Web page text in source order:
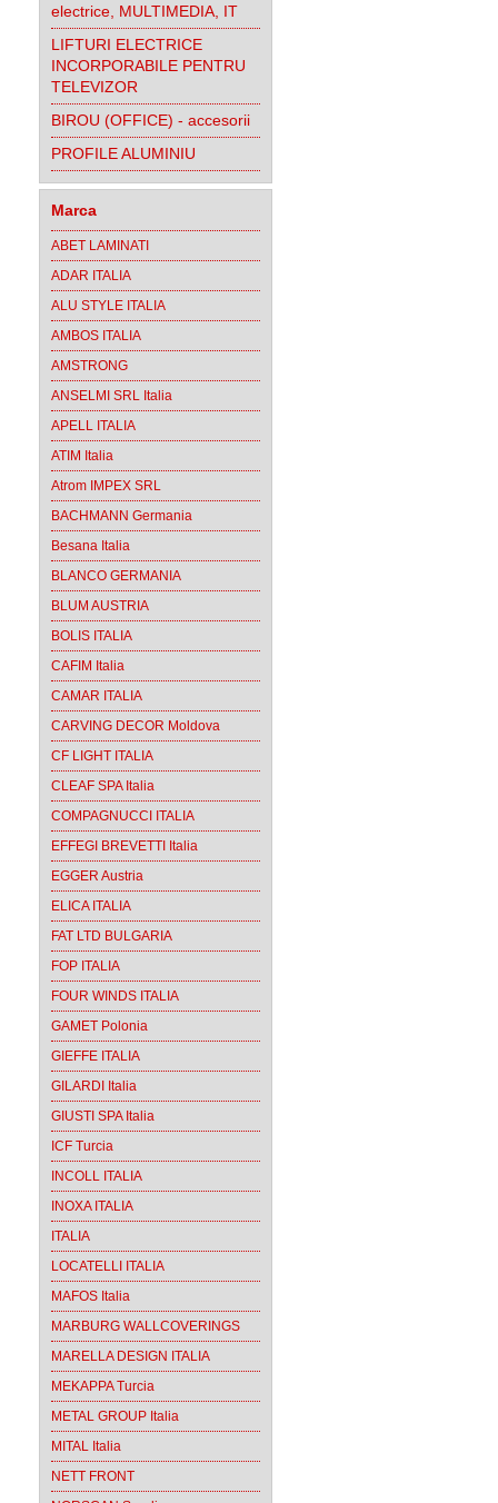
electrice, MULTIMEDIA, IT
LIFTURI ELECTRICE
INCORPORABILE PENTRU
TELEVIZOR
BIROU (OFFICE) - accesorii
PROFILE ALUMINIU
Marca
ABET LAMINATI
ADAR ITALIA
ALU STYLE ITALIA
AMBOS ITALIA
AMSTRONG
ANSELMI SRL Italia
APELL ITALIA
ATIM Italia
Atrom IMPEX SRL
BACHMANN Germania
Besana Italia
BLANCO GERMANIA
BLUM AUSTRIA
BOLIS ITALIA
CAFIM Italia
CAMAR ITALIA
CARVING DECOR Moldova
CF LIGHT ITALIA
CLEAF SPA Italia
COMPAGNUCCI ITALIA
EFFEGI BREVETTI Italia
EGGER Austria
ELICA ITALIA
FAT LTD BULGARIA
FOP ITALIA
FOUR WINDS ITALIA
GAMET Polonia
GIEFFE ITALIA
GILARDI Italia
GIUSTI SPA Italia
ICF Turcia
INCOLL ITALIA
INOXA ITALIA
ITALIA
LOCATELLI ITALIA
MAFOS Italia
MARBURG WALLCOVERINGS
MARELLA DESIGN ITALIA
MEKAPPA Turcia
METAL GROUP Italia
MITAL Italia
NETT FRONT